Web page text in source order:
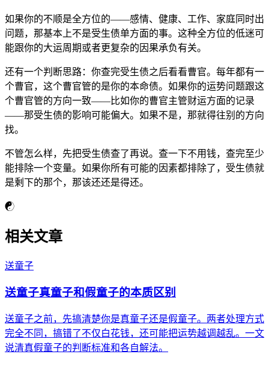
如果你的不顺是全方位的——感情、健康、工作、家庭同时出
问题，那基本上不是受生债单方面的事。这种全方位的低迷可
能跟你的大运周期或者更复杂的因果承负有关。
还有一个判断思路：你查完受生债之后看看曹官。每年都有一
个曹官，这个曹官管的是你的本命债。如果你的运势问题跟这
个曹官管的方向一致——比如你的曹官主管财运方面的记录
——那受生债的影响可能偏大。如果不是，那就得往别的方向
找。
不管怎么样，先把受生债查了再说。查一下不用钱，查完至少
能排除一个变量。如果你所有可能的因素都排除了，受生债就
是剩下的那个，那该还还是得还。
☯
相关文章
送童子
送童子真童子和假童子的本质区别
送童子之前，先搞清楚你是真童子还是假童子。两者处理方式
完全不同，搞错了不仅白花钱，还可能把运势越调越乱。一文
说清真假童子的判断标准和各自解法。